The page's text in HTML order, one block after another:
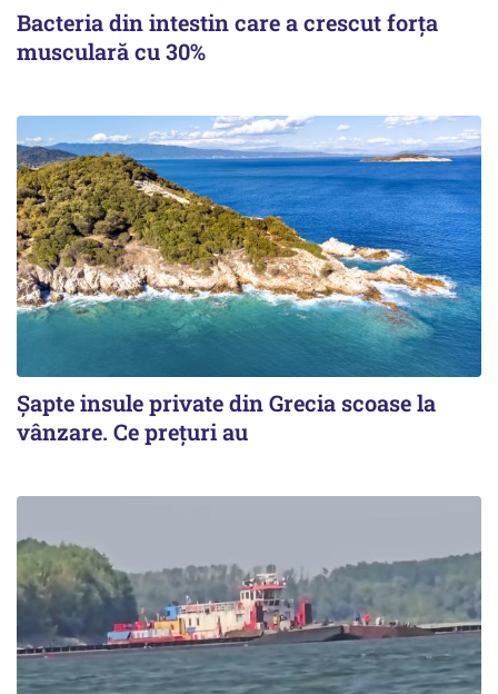
Bacteria din intestin care a crescut forța
musculară cu 30%
Șapte insule private din Grecia scoase la
vânzare. Ce prețuri au